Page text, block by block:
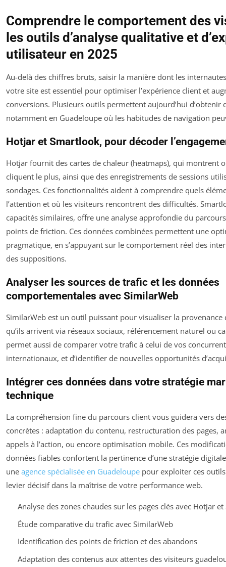
Comprendre le comportement des
les outils d’analyse qualitative et
utilisateur en 2025
Au-delà des chiffres bruts, saisir la manière dont les
votre site est essentiel pour optimiser l’expérience client et
conversions. Plusieurs outils permettent aujourd’hui d’obtenir
notamment en Guadeloupe où les habitudes de navigation
Hotjar et Smartlook, pour décoder
Hotjar fournit des cartes de chaleur (heatmaps), qui montrent
cliquent le plus, ainsi que des enregistrements de sessions
sondages. Ces fonctionnalités aident à comprendre quels
l’attention et où les visiteurs rencontrent des difficultés.
capacités similaires, offre une analyse approfondie du
points de friction. Ces données combinées permettent une
pragmatique, en s’appuyant sur le comportement réel des
des suppositions.
Analyser les sources de trafic et les données
comportementales avec SimilarWeb
SimilarWeb est un outil puissant pour visualiser la provenance
qu’ils arrivent via réseaux sociaux, référencement naturel ou
permet aussi de comparer votre trafic à celui de vos
internationaux, et d’identifier de nouvelles opportunités
Intégrer ces données dans votre stratégie
technique
La compréhension fine du parcours client vous guidera vers
concrètes : adaptation du contenu, restructuration des pages,
appels à l’action, ou encore optimisation mobile. Ces
données fiables confortent la pertinence d’une stratégie
une agence spécialisée en Guadeloupe pour exploiter ces
levier décisif dans la maîtrise de votre performance web.
Analyse des zones chaudes sur les pages clés avec Hotjar
Étude comparative du trafic avec SimilarWeb
Identification des points de friction et des abandons
Adaptation des contenus aux attentes des visiteurs